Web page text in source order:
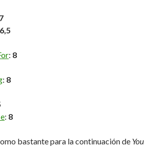
7
6,5
: 8
: 8
: 8
bastante para la continuación de You